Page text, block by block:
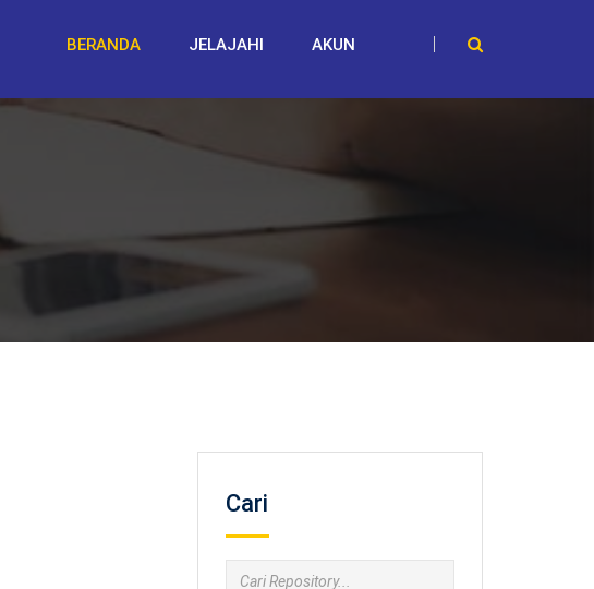
BERANDA JELAJAHI AKUN
Cari